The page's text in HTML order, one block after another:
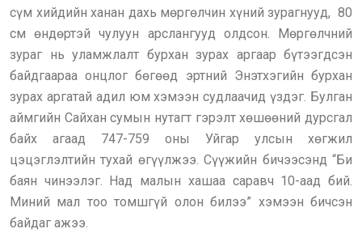
сүм хийдийн ханан дахь мөргөлчин хүний зурагнууд, 80
см өндөртэй чулуун арслангууд олдсон. Мөргөлчний
зураг нь уламжлалт бурхан зурах аргаар бүтээгдсэн
байдгаараа онцлог бөгөөд эртний Энэтхэгийн бурхан
зурах аргатай адил юм хэмээн судлаачид үздэг. Булган
аймгийн Сайхан сумын нутагт гэрэлт хөшөөний дурсгал
байх агаад 747-759 оны Уйгар улсын хөгжил
цэцэглэлтийн тухай өгүүлжээ. Сүүжийн бичээсэнд “Би
баян чинээлэг. Над малын хашаа саравч 10-аад бий.
Миний мал тоо томшгүй олон билээ” хэмээн бичсэн
байдаг ажээ.